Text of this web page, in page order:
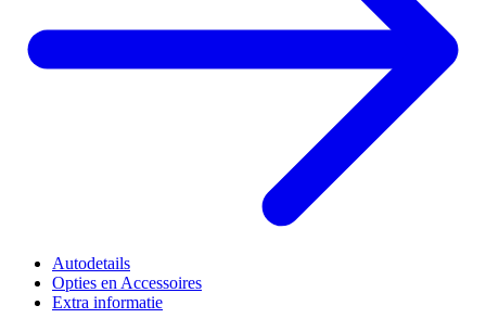
Autodetails
Opties en Accessoires
Extra informatie